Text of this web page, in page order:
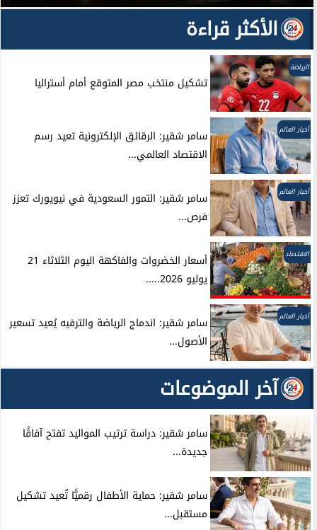
الأكثر قراءة
الرياضة
تشكيل منتخب مصر المتوقع أمام أستراليا
أخبار العالم
سامر شقير: الرقائق الإلكترونية تعيد رسم
الاقتصاد العالمي...
أخبار العالم
سامر شقير: التمور السعودية في نيويورك تعزز
فرص...
الاقتصاد
أسعار الخضروات والفاكهة اليوم الثلاثاء 21
يوليو 2026.....
أخبار العالم
سامر شقير: اندماج الرياضة والترفيه يُعيد تسعير
الأصول...
آخر الموضوعات
سامر شقير: دراسة ترتيب المواليد تفتح آفاقًا
جديدة...
سامر شقير: حماية الأطفال رقميًّا تُعيد تشكيل
مستقبل...